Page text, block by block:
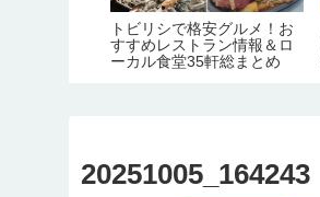
トビリシで格安グルメ！お
すすめレストラン情報＆ロ
ーカル食堂35軒総まとめ
20251005_164243